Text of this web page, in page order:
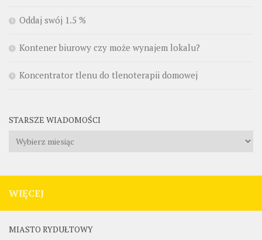
Oddaj swój 1.5 %
Kontener biurowy czy może wynajem lokalu?
Koncentrator tlenu do tlenoterapii domowej
STARSZE WIADOMOŚCI
Starsze
WIĘCEJ
MIASTO RYDUŁTOWY